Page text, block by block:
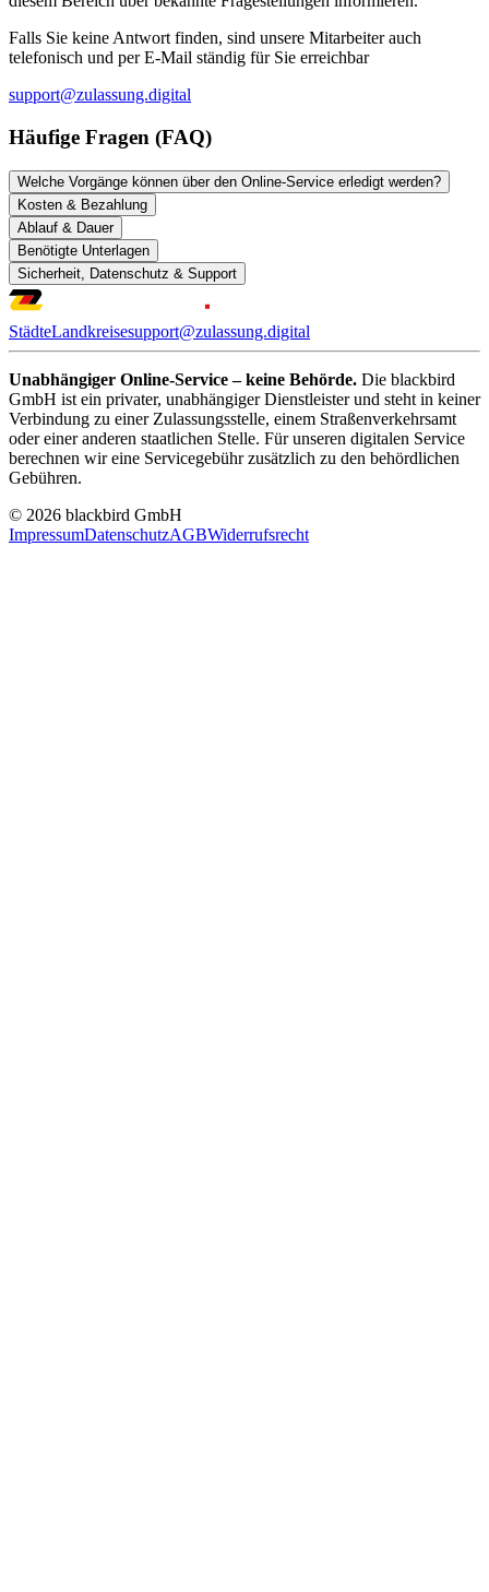
Falls Sie keine Antwort finden, sind unsere Mitarbeiter auch
telefonisch und per E-Mail ständig für Sie erreichbar
support@zulassung.digital
Häufige Fragen (FAQ)
Welche Vorgänge können über den Online-Service erledigt werden?
Kosten & Bezahlung
Ablauf & Dauer
Benötigte Unterlagen
Sicherheit, Datenschutz & Support
StädteLandkreisesupport@zulassung.digital
Unabhängiger Online-Service – keine Behörde. Die blackbird
GmbH ist ein privater, unabhängiger Dienstleister und steht in keiner
Verbindung zu einer Zulassungsstelle, einem Straßenverkehrsamt
oder einer anderen staatlichen Stelle. Für unseren digitalen Service
berechnen wir eine Servicegebühr zusätzlich zu den behördlichen
Gebühren.
© 2026 blackbird GmbH
ImpressumDatenschutzAGBWiderrufsrecht